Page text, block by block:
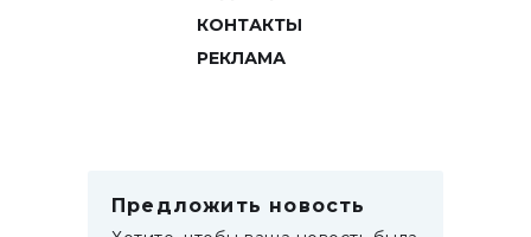
КОНТАКТЫ
РЕКЛАМА
Предложить новость